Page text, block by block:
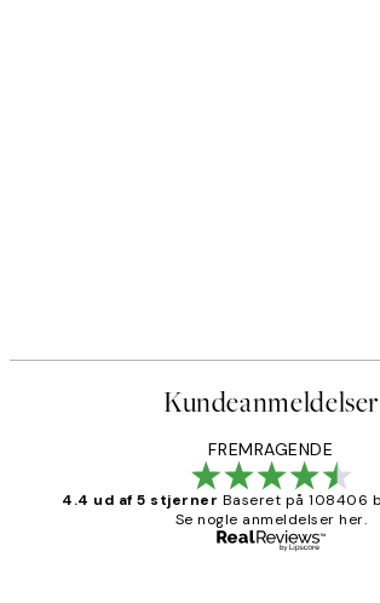
Kundeanmeldelser
FREMRAGENDE
4.4 ud af 5 stjerner Baseret på 108406
Se nogle anmeldelser her.